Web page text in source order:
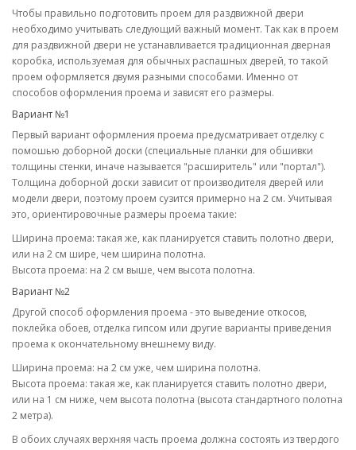
Чтобы правильно подготовить проем для раздвижной двери
необходимо учитывать следующий важный момент. Так как в проем
для раздвижной двери не устанавливается традиционная дверная
коробка, используемая для обычных распашных дверей, то такой
проем оформляется двумя разными способами. Именно от
способов оформления проема и зависят его размеры.
Вариант №1
Первый вариант оформления проема предусматривает отделку с
помошью доборной доски (специальные планки для обшивки
толщины стенки, иначе называется "расширитель" или "портал").
Толщина доборной доски зависит от производителя дверей или
модели двери, поэтому проем сузится примерно на 2 см. Учитывая
это, ориентировочные размеры проема такие:
Ширина проема: такая же, как планируется ставить полотно двери,
или на 2 см шире, чем ширина полотна.
Высота проема: на 2 см выше, чем высота полотна.
Вариант №2
Другой способ оформления проема - это выведение откосов,
поклейка обоев, отделка гипсом или другие варианты приведения
проема к окончательному внешнему виду.
Ширина проема: на 2 см уже, чем ширина полотна.
Высота проема: такая же, как планируется ставить полотно двери,
или на 1 см ниже, чем высота полотна (высота стандартного полотна
2 метра).
В обоих случаях верхняя часть проема должна состоять из твердого